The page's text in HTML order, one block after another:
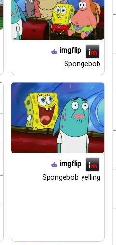
imgflip
Spongebob
imgflip
Spongebob yelling